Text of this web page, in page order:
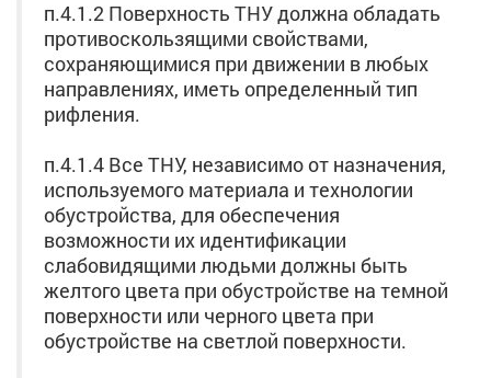
п.4.1.2 Поверхность ТНУ должна обладать
противоскользящими свойствами,
сохраняющимися при движении в любых
направлениях, иметь определенный тип
рифления.
п.4.1.4 Все ТНУ, независимо от назначения,
используемого материала и технологии
обустройства, для обеспечения
возможности их идентификации
слабовидящими людьми должны быть
желтого цвета при обустройстве на темной
поверхности или черного цвета при
обустройстве на светлой поверхности.